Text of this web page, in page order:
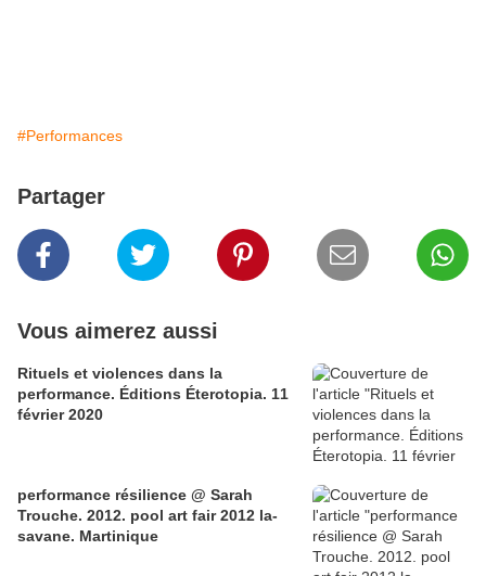
#Performances
Partager
Vous aimerez aussi
Rituels et violences dans la
performance. Éditions Éterotopia. 11
février 2020
performance résilience @ Sarah
Trouche. 2012. pool art fair 2012 la-
savane. Martinique